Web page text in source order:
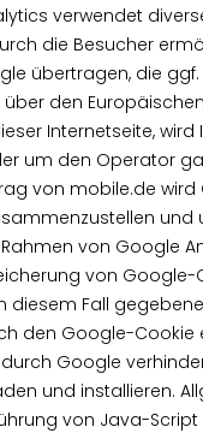
verwendet
die Besucher
übertragen, die
den
Internetseite,
um den Operator
von mobile.de
von Google
von
diesem Fall
den Google-Cookie
Google
und installieren.
von Java-